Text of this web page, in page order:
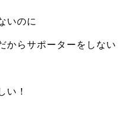
いのに
からサポーターをしない
い！